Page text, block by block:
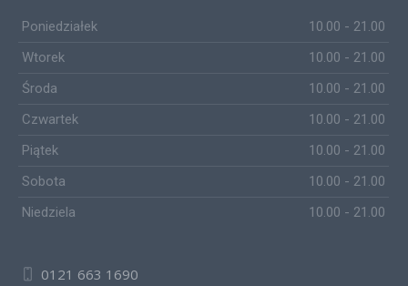
Poniedziałek
10.00 - 21.00
Wtorek
10.00 - 21.00
Środa
10.00 - 21.00
Czwartek
10.00 - 21.00
Piątek
10.00 - 21.00
Sobota
10.00 - 21.00
Niedziela
10.00 - 21.00
0121 663 1690